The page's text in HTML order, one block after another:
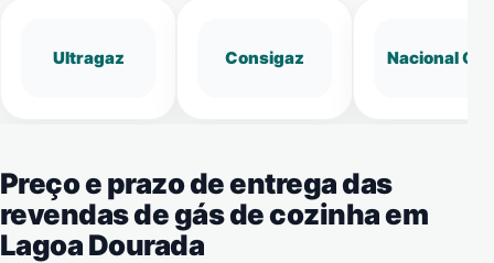
Ultragaz Consigaz Nacional Gás
Preço e prazo de entrega das
revendas de gás de cozinha em
Lagoa Dourada